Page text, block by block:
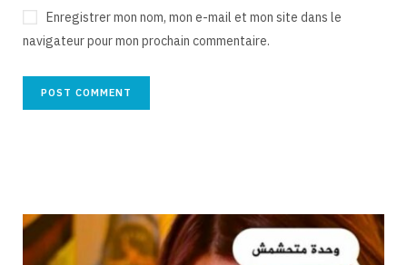
Enregistrer mon nom, mon e-mail et mon site dans le
navigateur pour mon prochain commentaire.